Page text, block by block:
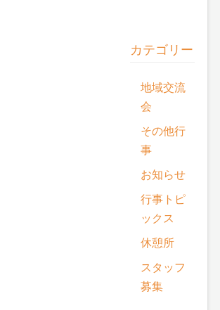
カテゴリー
地域交流
会
その他行
事
お知らせ
行事トピ
ックス
休憩所
スタッフ
募集